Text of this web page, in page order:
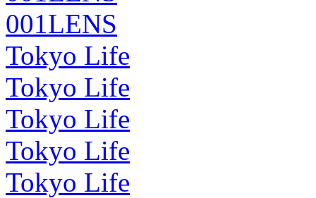
001LENS
Tokyo Life
Tokyo Life
Tokyo Life
Tokyo Life
Tokyo Life